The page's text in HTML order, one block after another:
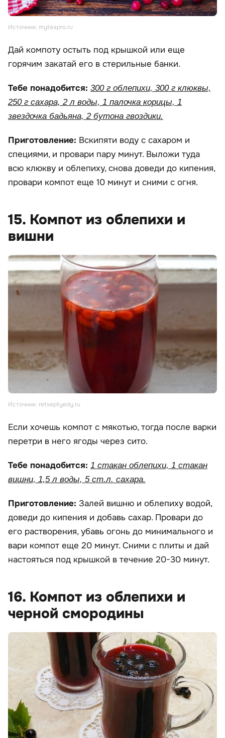
Источник: myteapro.ru
Дай компоту остыть под крышкой или еще
горячим закатай его в стерильные банки.
Тебе понадобится: 300 г облепихи, 300 г клюквы,
250 г сахара, 2 л воды, 1 палочка корицы, 1
звездочка бадьяна, 2 бутона гвоздики.
Приготовление: Вскипяти воду с сахаром и
специями, и провари пару минут. Выложи туда
всю клюкву и облепиху, снова доведи до кипения,
провари компот еще 10 минут и сними с огня.
15. Компот из облепихи и
вишни
Источник: retseptyedy.ru
Если хочешь компот с мякотью, тогда после варки
перетри в него ягоды через сито.
Тебе понадобится: 1 стакан облепихи, 1 стакан
вишни, 1,5 л воды, 5 ст.л. сахара.
Приготовление: Залей вишню и облепиху водой,
доведи до кипения и добавь сахар. Провари до
его растворения, убавь огонь до минимального и
вари компот еще 20 минут. Сними с плиты и дай
настояться под крышкой в течение 20-30 минут.
16. Компот из облепихи и
черной смородины